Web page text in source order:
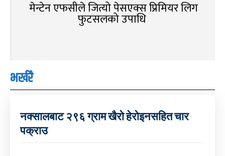
मेन्टेन एफसीले जित्यो पेसएक्स प्रिमियर लिग
फुटसलको उपाधि
भर्खरै
नक्सालबाट २९६ ग्राम खैरो हेरोइनसहित चार
पक्राउ